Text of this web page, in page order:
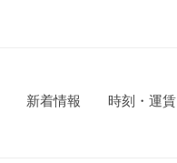
新着情報 時刻・運賃